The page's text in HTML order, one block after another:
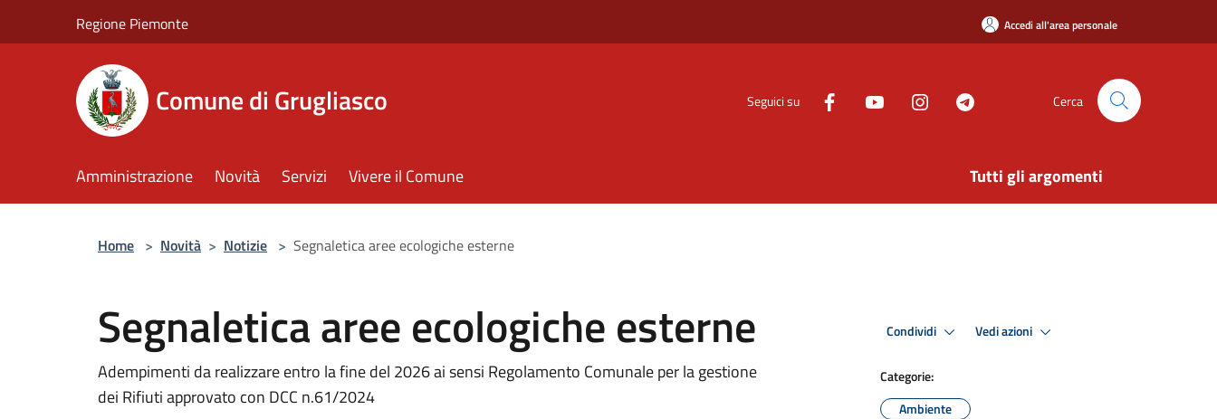
Regione Piemonte Accedi all'area personale
Comune di Grugliasco Seguici su Cerca
Amministrazione Novità Servizi Vivere il Comune Tutti gli argomenti
Home > Novità > Notizie > Segnaletica aree ecologiche esterne
Segnaletica aree ecologiche esterne
Adempimenti da realizzare entro la fine del 2026 ai sensi Regolamento Comunale per la gestione
dei Rifiuti approvato con DCC n.61/2024
Condividi Vedi azioni
Categorie:
Ambiente